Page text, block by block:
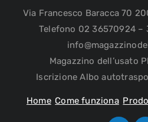
Via Francesco Baracca 70
Telefono 02 36570924 –
Magazzino dell’usato
Iscrizione Albo
Home Come funziona